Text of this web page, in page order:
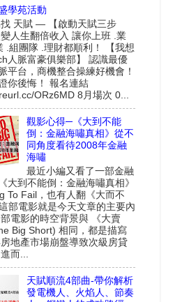
學苑活動
天賦 — 【啟動天賦三步
人生翻倍收入 讓你上班 .業
.組團隊 .理財都順利！ 【我想
人脈富豪俱樂部】 認識最優
平台，商機整合操練好機會！
你後悔！ 報名連結
ORz6MD 8月場次 0...
觀影心得─《大到不能
倒：金融海嘯真相》從不
同角度看待2008年金融
海嘯
最近小編又看了一部金融
大到不能倒：金融海嘯真相》
To Fail，也有人翻《大而不
部電影就是今天文章的主要內
電影的時空背景與 《大賣
Big Short) 相同，都是描寫
地產市場崩盤導致次級房貸
而...
天賦順流4部曲-帶你解析
發電機人、火焰人、節奏